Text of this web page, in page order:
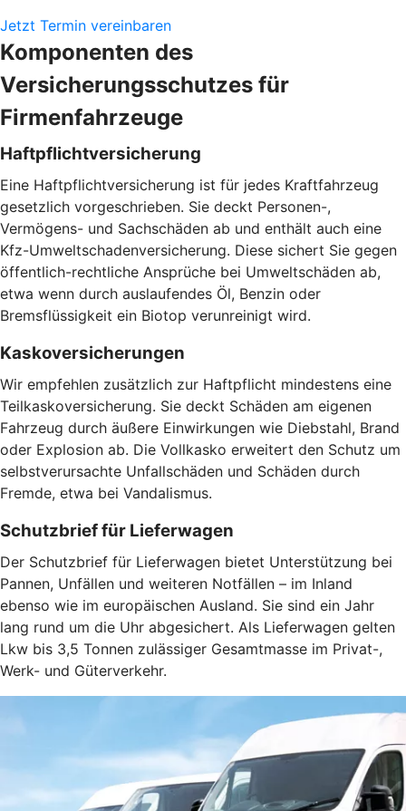
Jetzt Termin vereinbaren
Komponenten des
Versicherungsschutzes für
Firmenfahrzeuge
Haftpflichtversicherung
Eine Haftpflichtversicherung ist für jedes Kraftfahrzeug
gesetzlich vorgeschrieben. Sie deckt Personen-,
Vermögens- und Sachschäden ab und enthält auch eine
Kfz-Umweltschadenversicherung. Diese sichert Sie gegen
öffentlich-rechtliche Ansprüche bei Umweltschäden ab,
etwa wenn durch auslaufendes Öl, Benzin oder
Bremsflüssigkeit ein Biotop verunreinigt wird.
Kaskoversicherungen
Wir empfehlen zusätzlich zur Haftpflicht mindestens eine
Teilkaskoversicherung. Sie deckt Schäden am eigenen
Fahrzeug durch äußere Einwirkungen wie Diebstahl, Brand
oder Explosion ab. Die Vollkasko erweitert den Schutz um
selbstverursachte Unfallschäden und Schäden durch
Fremde, etwa bei Vandalismus.
Schutzbrief für Lieferwagen
Der Schutzbrief für Lieferwagen bietet Unterstützung bei
Pannen, Unfällen und weiteren Notfällen – im Inland
ebenso wie im europäischen Ausland. Sie sind ein Jahr
lang rund um die Uhr abgesichert. Als Lieferwagen gelten
Lkw bis 3,5 Tonnen zulässiger Gesamtmasse im Privat-,
Werk- und Güterverkehr.